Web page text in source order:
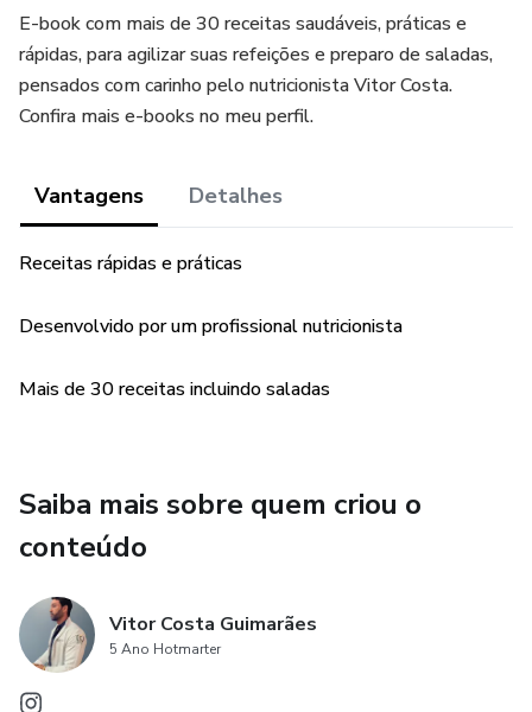
E-book com mais de 30 receitas saudáveis, práticas e
rápidas, para agilizar suas refeições e preparo de saladas,
pensados com carinho pelo nutricionista Vitor Costa.
Confira mais e-books no meu perfil.
Vantagens Detalhes
Receitas rápidas e práticas
Desenvolvido por um profissional nutricionista
Mais de 30 receitas incluindo saladas
Saiba mais sobre quem criou o
conteúdo
Vitor Costa Guimarães
5 Ano Hotmarter